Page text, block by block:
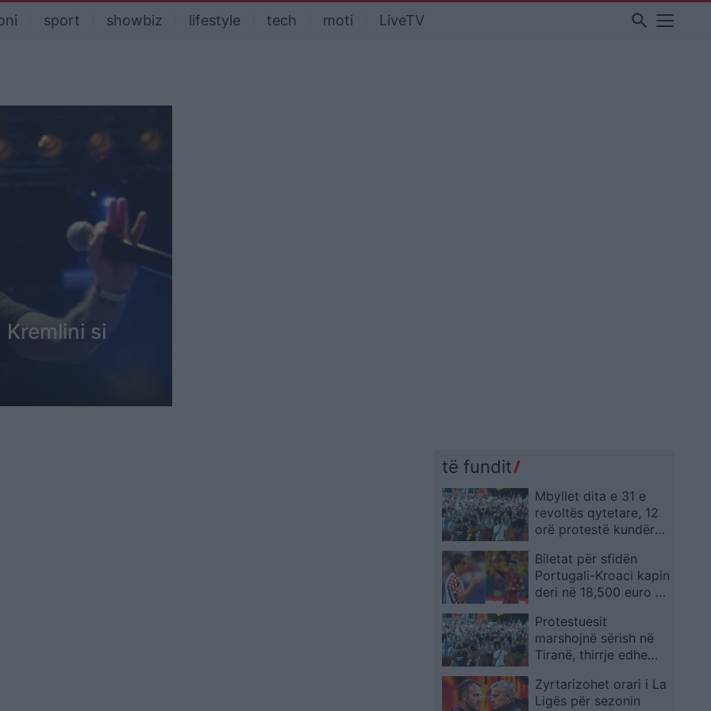
sport showbiz lifestyle tech moti LiveTV search
si
të fundit
Mbyllet dita e 31 e
revoltës qytetare, 12
orë protestë kundër
nesër tubimi i 32-të
para SPAK
Biletat për sfidën
Portugali-Kroaci kapin
deri në 18,500 euro në
Protestuesit
marshojnë sërish në
Tiranë, thirrje edhe
Opozitë e shitur!
Zyrtarizohet orari i La
Ligës për sezonin